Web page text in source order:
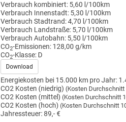
Verbrauch kombiniert: 5,60 l/100km
Verbrauch Innenstadt: 5,30 l/100km
Verbrauch Stadtrand:4,70 l/100km
Verbrauch Landstraße: 5,70 l/100km
Verbrauch Autobahn: 5,50 l/100km
CO2-Emissionen: 128,00 g/km
CO2-Klasse: D
Download
Energiekosten bei 15.000 km pro Jahr:
CO2 Kosten (niedrig) (Kosten Durchschnitt
CO2 Kosten (mittel) (Kosten Durchschnitt
CO2 Kosten (hoch) (Kosten Durchschnitt
Jahressteuer:89,- €